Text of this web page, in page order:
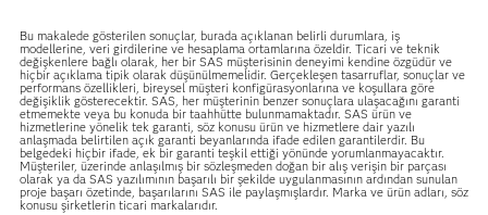
Bu makalede gösterilen sonuçlar, burada açıklanan belirli durumlara, iş
modellerine, veri girdilerine ve hesaplama ortamlarına özeldir. Ticari ve teknik
değişkenlere bağlı olarak, her bir SAS müşterisinin deneyimi kendine özgüdür ve
hiçbir açıklama tipik olarak düşünülmemelidir. Gerçekleşen tasarruflar, sonuçlar ve
performans özellikleri, bireysel müşteri konfigürasyonlarına ve koşullara göre
değişiklik gösterecektir. SAS, her müşterinin benzer sonuçlara ulaşacağını garanti
etmemekte veya bu konuda bir taahhütte bulunmamaktadır. SAS ürün ve
hizmetlerine yönelik tek garanti, söz konusu ürün ve hizmetlere dair yazılı
anlaşmada belirtilen açık garanti beyanlarında ifade edilen garantilerdir. Bu
belgedeki hiçbir ifade, ek bir garanti teşkil ettiği yönünde yorumlanmayacaktır.
Müşteriler, üzerinde anlaşılmış bir sözleşmeden doğan bir alış verişin bir parçası
olarak ya da SAS yazılımının başarılı bir şekilde uygulanmasının ardından sunulan
proje başarı özetinde, başarılarını SAS ile paylaşmışlardır. Marka ve ürün adları, söz
konusu şirketlerin ticari markalarıdır.